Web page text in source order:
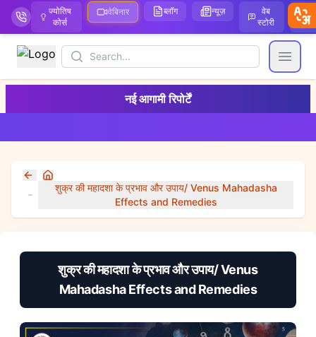
ज्योतिष
कोर्स
वेबिनार ब्लॉग न्यूज़
वेब
स्टोरी
Search
Open
नई आगामी रिपोर्टें
Home
शुक्र की महादशा के प्रभाव और उपाय/ Venus Mahadasha
Effects and Remedies
शुक्र की महादशा के प्रभाव और उपाय/ Venus
Mahadasha Effects and Remedies